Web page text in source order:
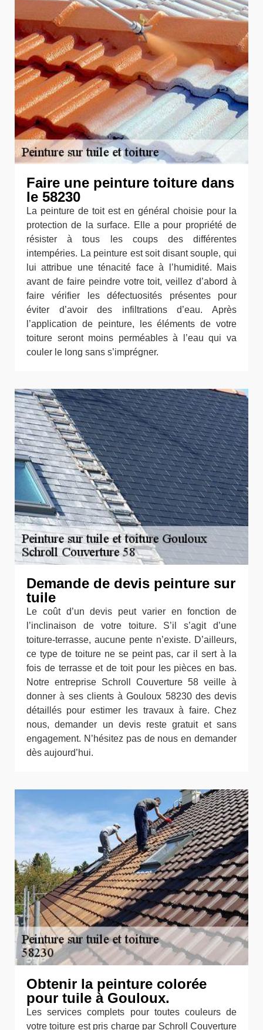
Faire une peinture toiture dans
le 58230
La peinture de toit est en général choisie pour la
protection de la surface. Elle a pour propriété de
résister à tous les coups des différentes
intempéries. La peinture est soit disant souple, qui
lui attribue une ténacité face à l’humidité. Mais
avant de faire peindre votre toit, veillez d’abord à
faire vérifier les défectuosités présentes pour
éviter d’avoir des infiltrations d’eau. Après
l’application de peinture, les éléments de votre
toiture seront moins perméables à l’eau qui va
couler le long sans s’imprégner.
Demande de devis peinture sur
tuile
Le coût d’un devis peut varier en fonction de
l’inclinaison de votre toiture. S’il s’agit d’une
toiture-terrasse, aucune pente n’existe. D’ailleurs,
ce type de toiture ne se peint pas, car il sert à la
fois de terrasse et de toit pour les pièces en bas.
Notre entreprise Schroll Couverture 58 veille à
donner à ses clients à Gouloux 58230 des devis
détaillés pour estimer les travaux à faire. Chez
nous, demander un devis reste gratuit et sans
engagement. N’hésitez pas de nous en demander
dès aujourd’hui.
Obtenir la peinture colorée
pour tuile à Gouloux.
Les services complets pour toutes couleurs de
votre toiture est pris charge par Schroll Couverture